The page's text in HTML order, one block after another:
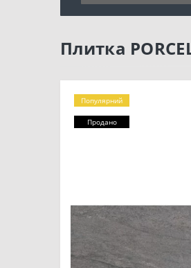
Плитка
Популярний
Продано